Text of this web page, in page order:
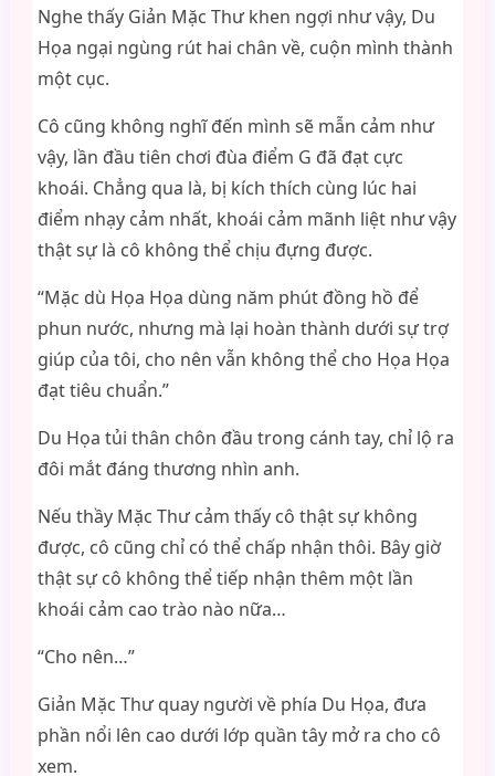
Nghe thấy Giản Mặc Thư khen ngợi như vậy, Du
Họa ngại ngùng rút hai chân về, cuộn mình thành
một cục.
Cô cũng không nghĩ đến mình sẽ mẫn cảm như
vậy, lần đầu tiên chơi đùa điểm G đã đạt cực
khoái. Chẳng qua là, bị kích thích cùng lúc hai
điểm nhạy cảm nhất, khoái cảm mãnh liệt như vậy
thật sự là cô không thể chịu đựng được.
“Mặc dù Họa Họa dùng năm phút đồng hồ để
phun nước, nhưng mà lại hoàn thành dưới sự trợ
giúp của tôi, cho nên vẫn không thể cho Họa Họa
đạt tiêu chuẩn.”
Du Họa tủi thân chôn đầu trong cánh tay, chỉ lộ ra
đôi mắt đáng thương nhìn anh.
Nếu thầy Mặc Thư cảm thấy cô thật sự không
được, cô cũng chỉ có thể chấp nhận thôi. Bây giờ
thật sự cô không thể tiếp nhận thêm một lần
khoái cảm cao trào nào nữa…
“Cho nên…”
Giản Mặc Thư quay người về phía Du Họa, đưa
phần nổi lên cao dưới lớp quần tây mở ra cho cô
xem.